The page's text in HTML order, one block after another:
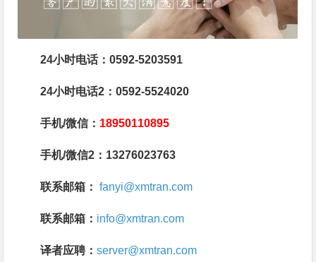
24小时电话：0592-5203591
24小时电话2：0592-5524020
手机/微信： 18950110895
手机/微信2：13276023763
联系邮箱：fanyi@xmtran.com
联系邮箱： info@xmtran.com
译者应聘：server@xmtran.com